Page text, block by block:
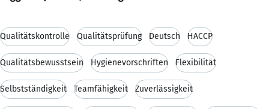
Qualitätskontrolle Qualitätsprüfung Deutsch HACCP
Qualitätsbewusstsein Hygienevorschriften Flexibilität
Selbstständigkeit Teamfähigkeit Zuverlässigkeit